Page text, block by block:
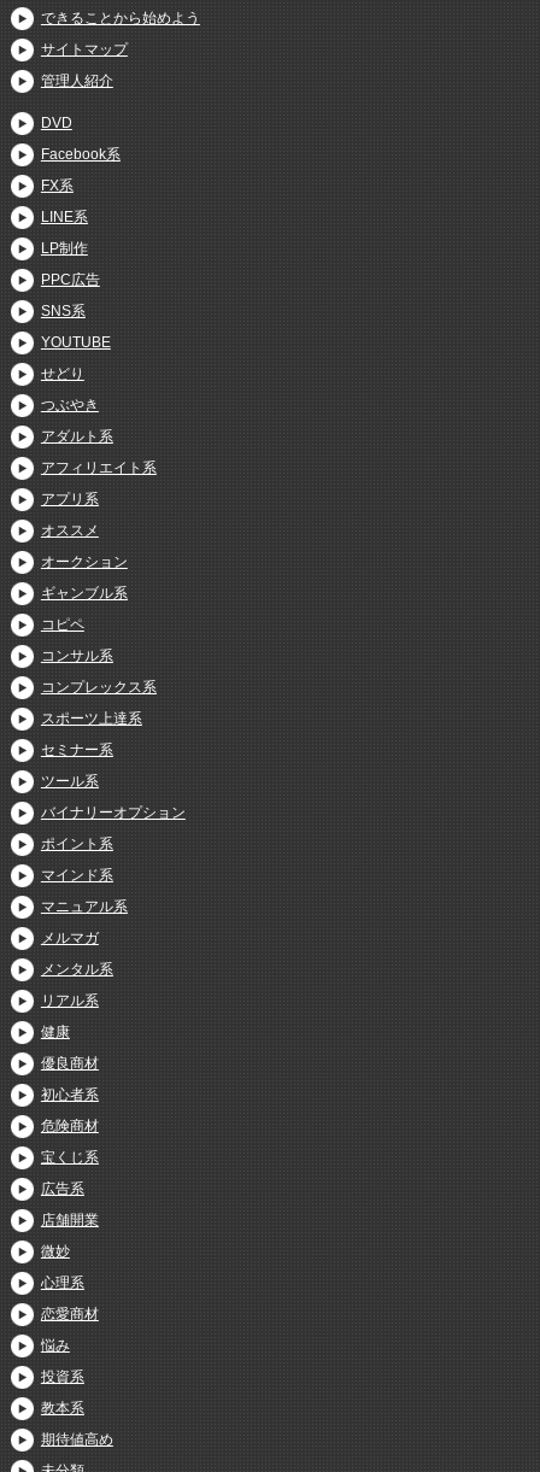
できることから始めよう
サイトマップ
管理人紹介
DVD
Facebook系
FX系
LINE系
LP制作
PPC広告
SNS系
YOUTUBE
せどり
つぶやき
アダルト系
アフィリエイト系
アプリ系
オススメ
オークション
ギャンブル系
コピペ
コンサル系
コンプレックス系
スポーツ上達系
セミナー系
ツール系
バイナリーオプション
ポイント系
マインド系
マニュアル系
メルマガ
メンタル系
リアル系
健康
優良商材
初心者系
危険商材
宝くじ系
広告系
店舗開業
微妙
心理系
恋愛商材
悩み
投資系
教本系
期待値高め